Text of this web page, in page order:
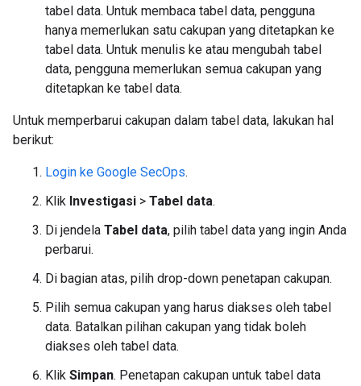
tabel data. Untuk membaca tabel data, pengguna
hanya memerlukan satu cakupan yang ditetapkan ke
tabel data. Untuk menulis ke atau mengubah tabel
data, pengguna memerlukan semua cakupan yang
ditetapkan ke tabel data.
Untuk memperbarui cakupan dalam tabel data, lakukan hal
berikut:
Login ke Google SecOps.
Klik Investigasi > Tabel data.
Di jendela Tabel data, pilih tabel data yang ingin Anda
perbarui.
Di bagian atas, pilih drop-down penetapan cakupan.
Pilih semua cakupan yang harus diakses oleh tabel
data. Batalkan pilihan cakupan yang tidak boleh
diakses oleh tabel data.
Klik Simpan. Penetapan cakupan untuk tabel data